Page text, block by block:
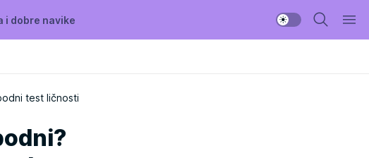
i dobre navike
test ličnosti